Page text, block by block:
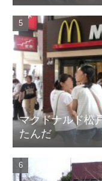
マクドナルド松
たんだ